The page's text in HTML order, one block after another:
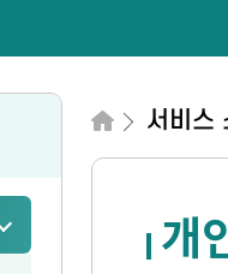
서비스
개